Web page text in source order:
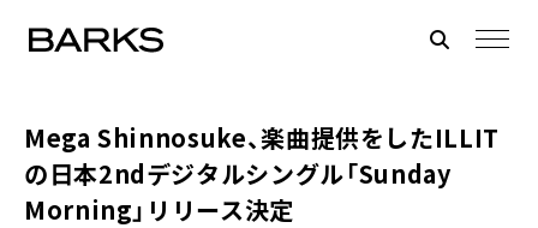
Mega Shinnosuke、楽曲提供をしたILLIT
の日本2ndデジタルシングル「Sunday
Morning」リリース決定